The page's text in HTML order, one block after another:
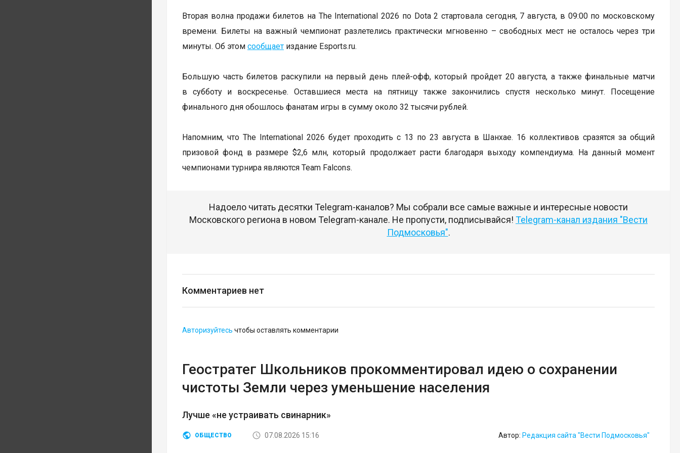
Вторая волна продажи билетов на The International 2026 по Dota 2 стартовала сегодня, 7 августа, в 09:00 по московскому
времени. Билеты на важный чемпионат разлетелись практически мгновенно – свободных мест не осталось через три
минуты. Об этом сообщает издание Esports.ru.
Большую часть билетов раскупили на первый день плей-офф, который пройдет 20 августа, а также финальные матчи
в субботу и воскресенье. Оставшиеся места на пятницу также закончились спустя несколько минут. Посещение
финального дня обошлось фанатам игры в сумму около 32 тысячи рублей.
Напомним, что The International 2026 будет проходить с 13 по 23 августа в Шанхае. 16 коллективов сразятся за общий
призовой фонд в размере $2,6 млн, который продолжает расти благодаря выходу компендиума. На данный момент
чемпионами турнира являются Team Falcons.
Надоело читать десятки Telegram-каналов? Мы собрали все самые важные и интересные новости
Московского региона в новом Telegram-канале. Не пропусти, подписывайся! Telegram-канал издания "Вести
Подмосковья".
Комментариев нет
Авторизуйтесь чтобы оставлять комментарии
Геостратег Школьников прокомментировал идею о сохранении
чистоты Земли через уменьшение населения
Лучше «не устраивать свинарник»
ОБЩЕСТВО 07.08.2026 15:16 Автор: Редакция сайта "Вести Подмосковья"